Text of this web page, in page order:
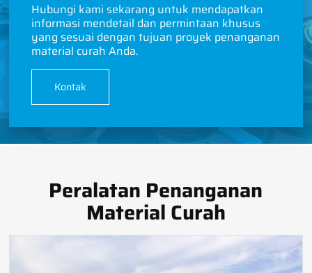
Hubungi kami sekarang untuk mendapatkan
informasi mendetail dan permintaan khusus
yang sesuai dengan tujuan proyek penanganan
material curah Anda.
Kontak
Peralatan Penanganan
Material Curah